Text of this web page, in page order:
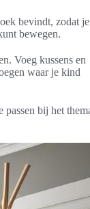
bevindt, zodat
bewegen.
Voeg kussens en
waar je kind
bij het